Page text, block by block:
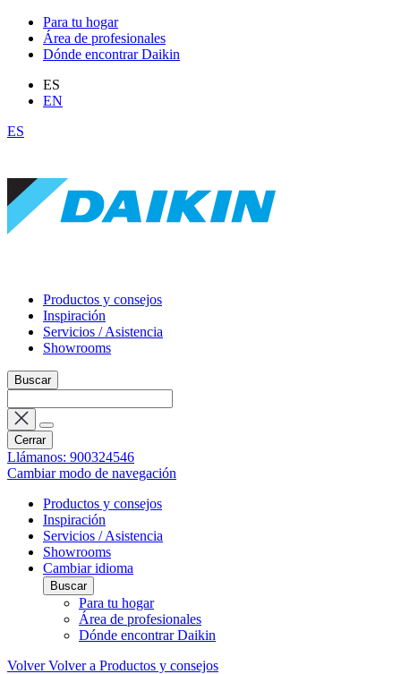
Para tu hogar
Área de profesionales
Dónde encontrar Daikin
ES
EN
ES
Productos y consejos
Inspiración
Servicios / Asistencia
Showrooms
Buscar
Cerrar
Llámanos: 900324546
Cambiar modo de navegación
Productos y consejos
Inspiración
Servicios / Asistencia
Showrooms
Cambiar idioma
Buscar
Para tu hogar
Área de profesionales
Dónde encontrar Daikin
Volver Volver a Productos y consejos